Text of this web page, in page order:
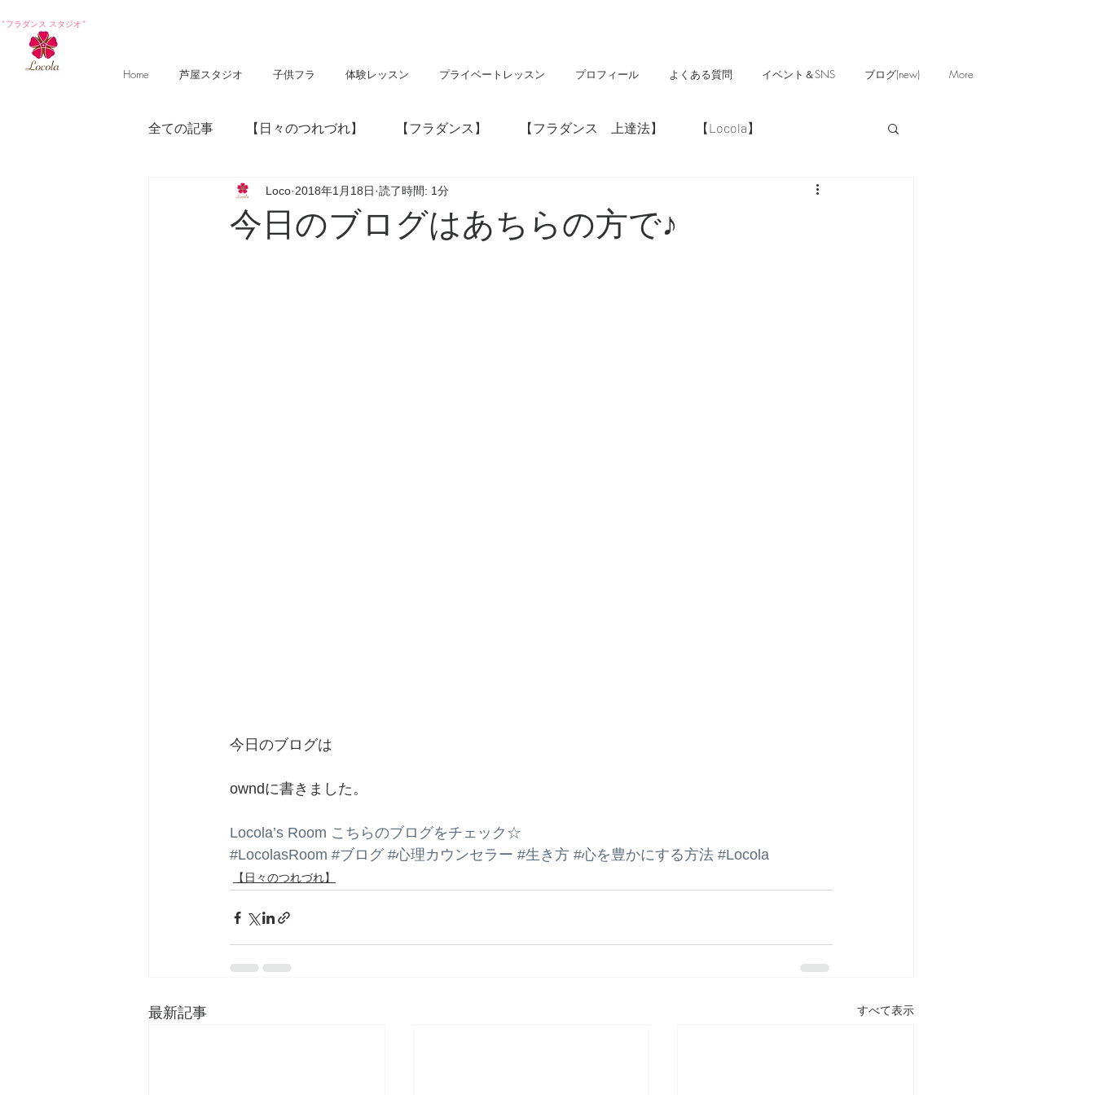
*フラダンス スタジオ*
Home 芦屋スタジオ 子供フラ 体験レッスン プライベートレッスン プロフィール よくある質問 イベント＆SNS ブログ(new) More
全ての記事 【日々のつれづれ】 【フラダンス】 【フラダンス 上達法】 【Locola】
【photography 】 【poem】 【神社・仏閣】
今日のブログはあちらの方で♪
Loco 2018年1月18日 読了時間: 1分
今日のブログは
owndに書きました。
Locola’s Room こちらのブログをチェック☆
#LocolasRoom #ブログ #心理カウンセラー #生き方 #心を豊かにする方法 #Locola
【日々のつれづれ】
最新記事 すべて表示